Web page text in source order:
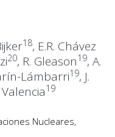
18, E.R. Chávez
20, R. Gleason19, A.
Lámbarri19, J.
Valencia19
Nucleares,